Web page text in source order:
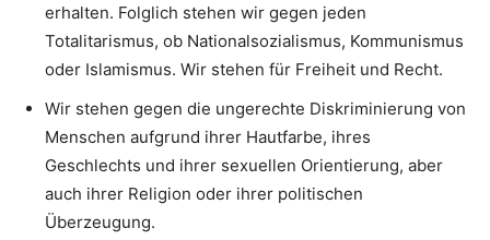
erhalten. Folglich stehen wir gegen jeden
Totalitarismus, ob Nationalsozialismus, Kommunismus
oder Islamismus. Wir stehen für Freiheit und Recht.
Wir stehen gegen die ungerechte Diskriminierung von
Menschen aufgrund ihrer Hautfarbe, ihres
Geschlechts und ihrer sexuellen Orientierung, aber
auch ihrer Religion oder ihrer politischen
Überzeugung.